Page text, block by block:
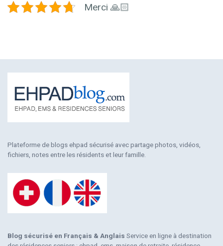
Merci 🙏🏻
Plateforme de blogs ehpad sécurisé avec partage photos, vidéos,
fichiers, notes entre les résidents et leur famille.
Blog sécurisé en Français & Anglais Service en ligne à destination